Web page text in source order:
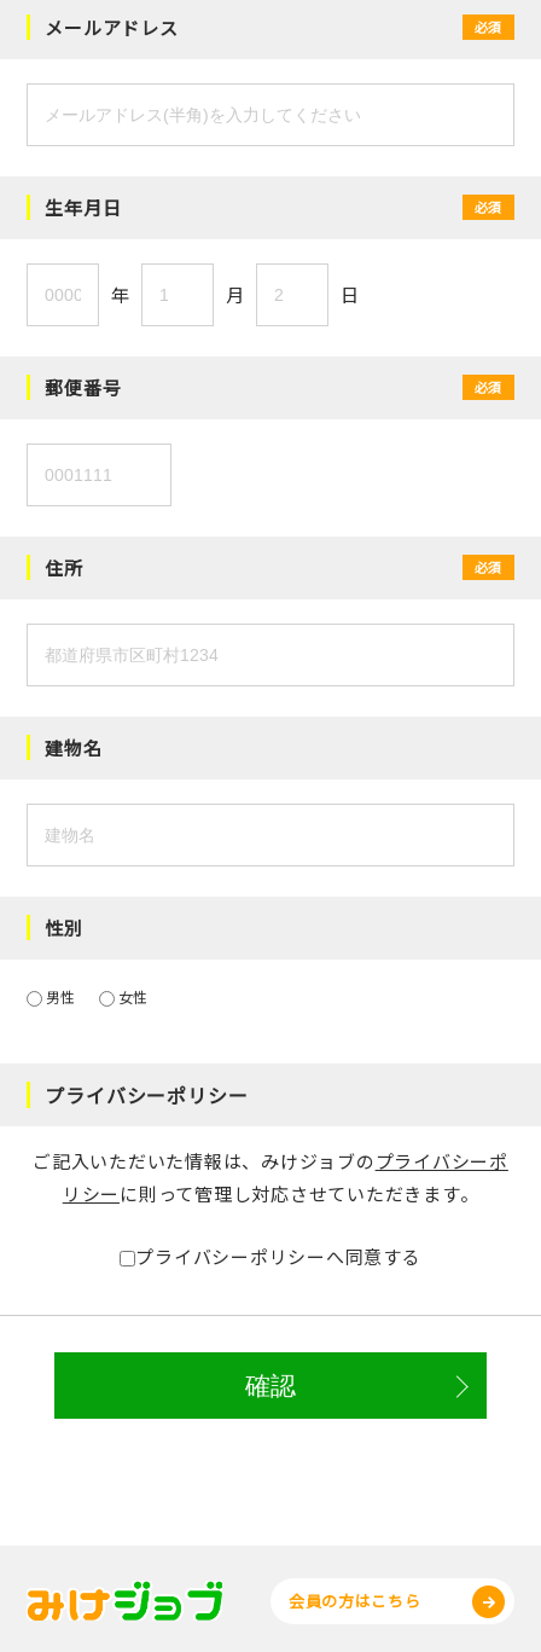
メールアドレス 必須
生年月日 必須
年 月 日
郵便番号 必須
住所 必須
建物名
性別
男性 女性
プライバシーポリシー
ご記入いただいた情報は、みけジョブのプライバシーポ
リシー に則って管理し対応させていただきます。
プライバシーポリシーへ同意する
会員の方はこちら